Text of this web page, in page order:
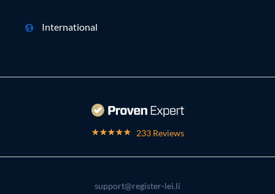
International
233 Reviews
support@register-lei.li